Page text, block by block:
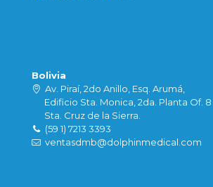
Bolivia
Av. Piraí, 2do Anillo, Esq. Arumá,
Edificio Sta. Monica, 2da. Planta Of. 8
Sta. Cruz de la Sierra.
(59 1) 7213 3393
ventasdmb@dolphinmedical.com